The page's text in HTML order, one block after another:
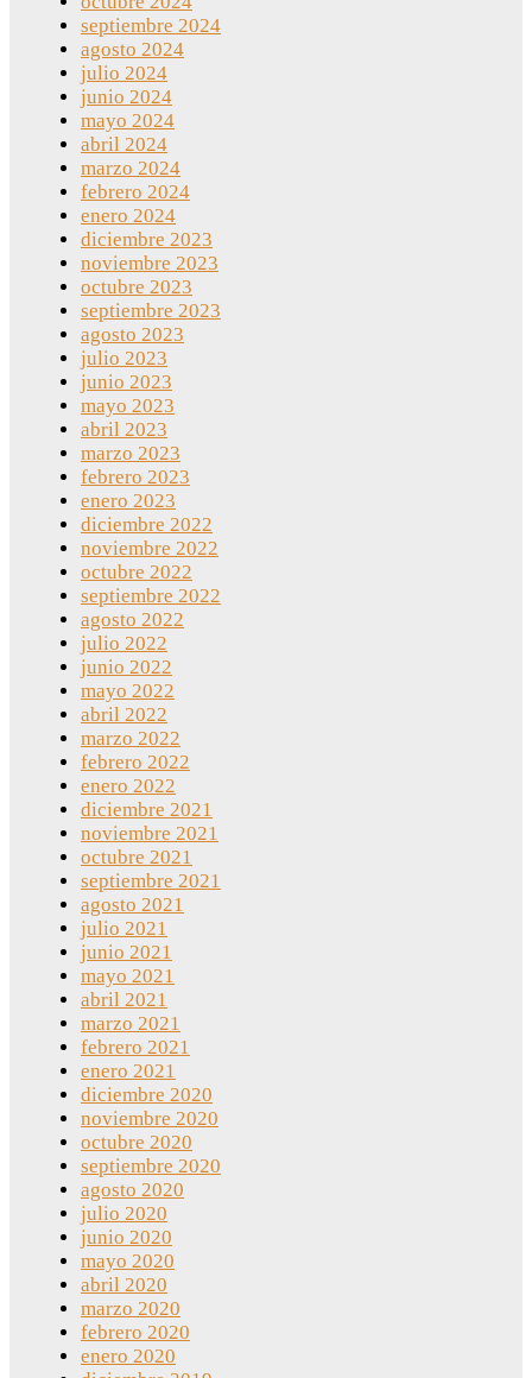
septiembre 2024
agosto 2024
julio 2024
junio 2024
mayo 2024
abril 2024
marzo 2024
febrero 2024
enero 2024
diciembre 2023
noviembre 2023
octubre 2023
septiembre 2023
agosto 2023
julio 2023
junio 2023
mayo 2023
abril 2023
marzo 2023
febrero 2023
enero 2023
diciembre 2022
noviembre 2022
octubre 2022
septiembre 2022
agosto 2022
julio 2022
junio 2022
mayo 2022
abril 2022
marzo 2022
febrero 2022
enero 2022
diciembre 2021
noviembre 2021
octubre 2021
septiembre 2021
agosto 2021
julio 2021
junio 2021
mayo 2021
abril 2021
marzo 2021
febrero 2021
enero 2021
diciembre 2020
noviembre 2020
octubre 2020
septiembre 2020
agosto 2020
julio 2020
junio 2020
mayo 2020
abril 2020
marzo 2020
febrero 2020
enero 2020